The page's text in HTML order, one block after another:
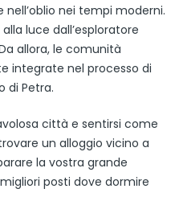
nei tempi moderni.
luce dall’esploratore
allora, le comunità
integrate nel processo di
di Petra.
città e sentirsi come
un alloggio vicino a
la vostra grande
posti dove dormire